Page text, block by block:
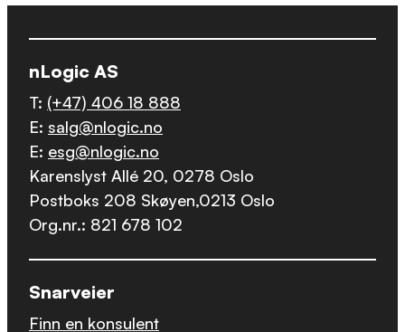
nLogic AS
T: (+47) 406 18 888
E: salg@nlogic.no
E: esg@nlogic.no
Karenslyst Allé 20, 0278 Oslo
Postboks 208 Skøyen,0213 Oslo
Org.nr.: 821 678 102
Snarveier
Finn en konsulent